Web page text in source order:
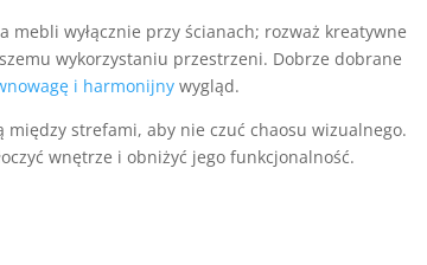
wyłącznie przy ścianach; rozważ kreatywne
wykorzystaniu przestrzeni. Dobrze dobrane
i harmonijny wygląd.
strefami, aby nie czuć chaosu wizualnego.
wnętrze i obniżyć jego funkcjonalność.